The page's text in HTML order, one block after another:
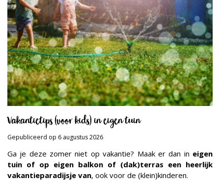
Vakantietips (voor kids) in eigen tuin
Gepubliceerd op 6 augustus 2026
Ga je deze zomer niet op vakantie? Maak er dan in eigen
tuin of op eigen balkon of (dak)terras een heerlijk
vakantieparadijsje van, ook voor de (klein)kinderen.